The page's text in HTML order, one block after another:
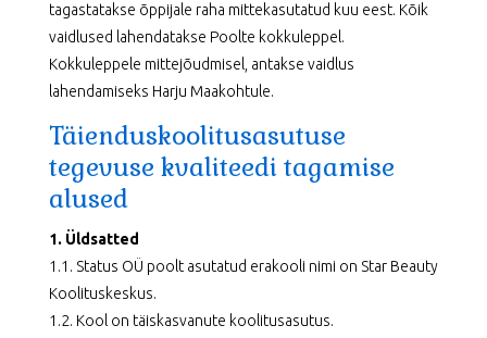
tagastatakse õppijale raha mittekasutatud kuu eest. Kõik
vaidlused lahendatakse Poolte kokkuleppel.
Kokkuleppele mittejõudmisel, antakse vaidlus
lahendamiseks Harju Maakohtule.
Täienduskoolitusasutuse
tegevuse kvaliteedi tagamise
alused
1. Üldsatted
1.1. Status OÜ poolt asutatud erakooli nimi on Star Beauty
Koolituskeskus.
1.2. Kool on täiskasvanute koolitusasutus.